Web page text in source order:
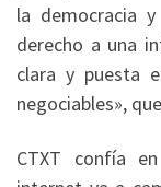
la democracia
derecho a una
clara y puesta
negociables»,
CTXT confía